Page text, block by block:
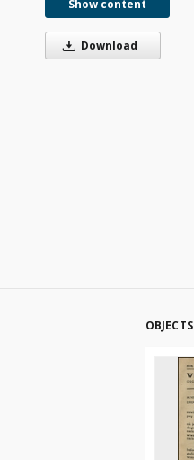
Show content
Download
OBJECTS